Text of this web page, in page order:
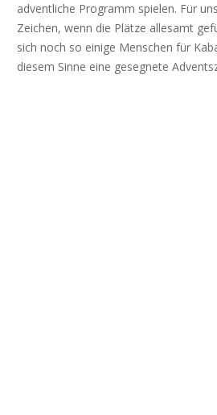
adventliche Programm spielen. Für
Zeichen, wenn die Plätze allesamt
sich noch so einige Menschen für
diesem Sinne eine gesegnete